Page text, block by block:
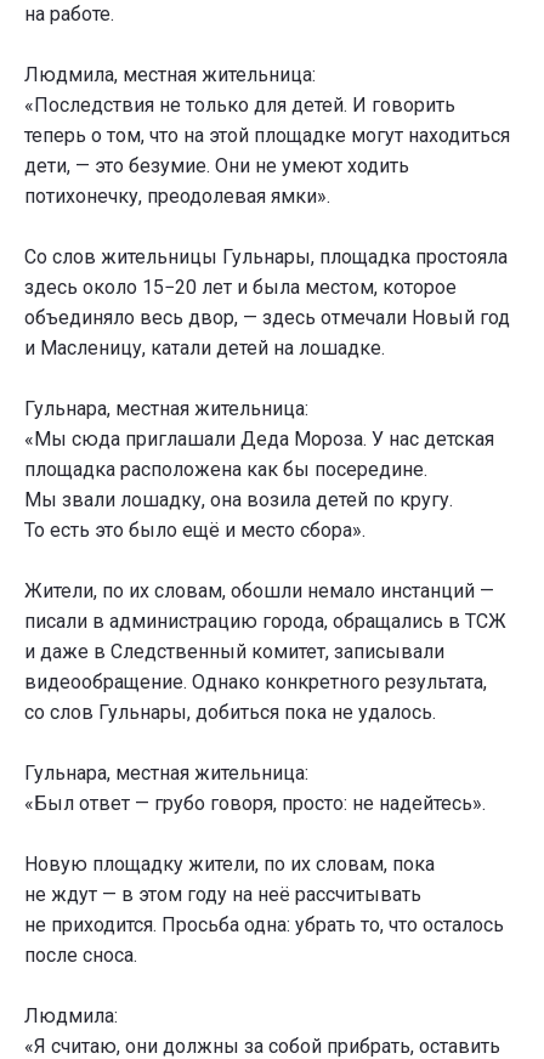
на работе.
Людмила, местная жительница:
«Последствия не только для детей. И говорить
теперь о том, что на этой площадке могут находиться
дети, — это безумие. Они не умеют ходить
потихонечку, преодолевая ямки».
Со слов жительницы Гульнары, площадка простояла
здесь около 15−20 лет и была местом, которое
объединяло весь двор, — здесь отмечали Новый год
и Масленицу, катали детей на лошадке.
Гульнара, местная жительница:
«Мы сюда приглашали Деда Мороза. У нас детская
площадка расположена как бы посередине.
Мы звали лошадку, она возила детей по кругу.
То есть это было ещё и место сбора».
Жители, по их словам, обошли немало инстанций —
писали в администрацию города, обращались в ТСЖ
и даже в Следственный комитет, записывали
видеообращение. Однако конкретного результата,
со слов Гульнары, добиться пока не удалось.
Гульнара, местная жительница:
«Был ответ — грубо говоря, просто: не надейтесь».
Новую площадку жители, по их словам, пока
не ждут — в этом году на неё рассчитывать
не приходится. Просьба одна: убрать то, что осталось
после сноса.
Людмила:
«Я считаю, они должны за собой прибрать, оставить